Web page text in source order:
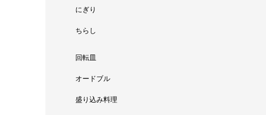
にぎり
ちらし
回転皿
オードブル
盛り込み料理